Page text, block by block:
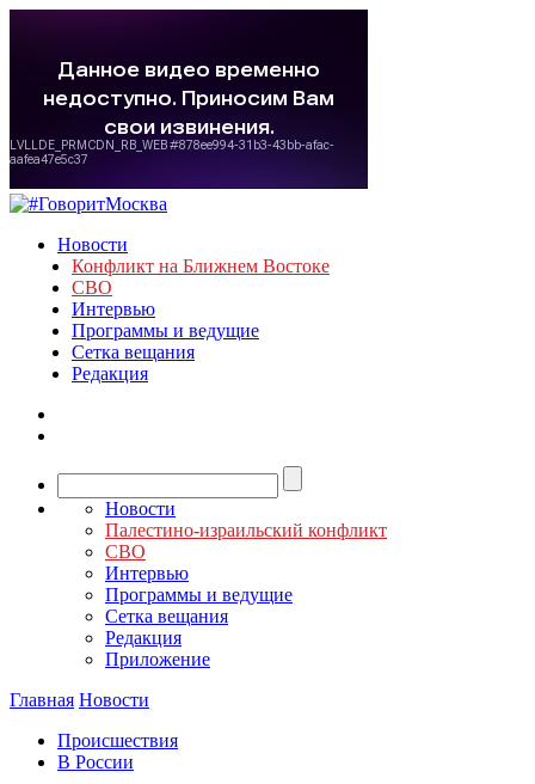
Новости
Конфликт на Ближнем Востоке
СВО
Интервью
Программы и ведущие
Сетка вещания
Редакция
Новости
Палестино-израильский конфликт
СВО
Интервью
Программы и ведущие
Сетка вещания
Редакция
Приложение
Главная Новости
Происшествия
В России